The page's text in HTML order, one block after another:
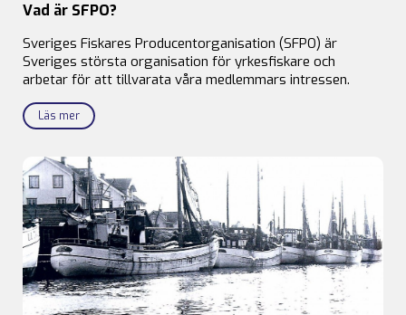
Vad är SFPO?
Sveriges Fiskares Producentorganisation (SFPO) är
Sveriges största organisation för yrkesfiskare och
arbetar för att tillvarata våra medlemmars intressen.
Läs mer